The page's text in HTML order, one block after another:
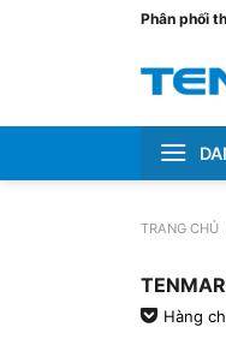
Phân phối
TRANG CHỦ
Hàng